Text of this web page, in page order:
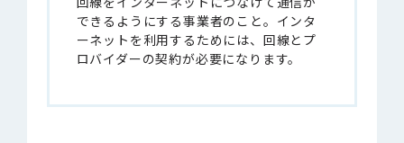
できるようにする事業者のこと。インタ
ーネットを利用するためには、回線とプ
ロバイダーの契約が必要になります。